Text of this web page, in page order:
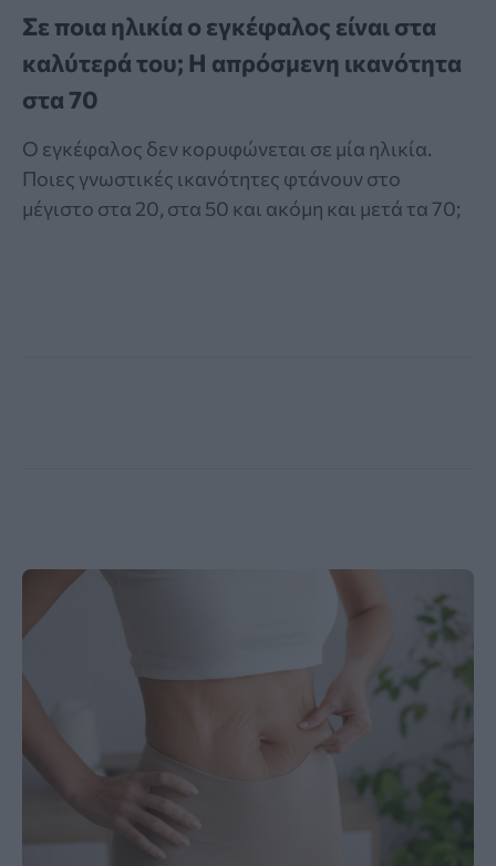
Σε ποια ηλικία ο εγκέφαλος είναι στα
καλύτερά του; Η απρόσμενη ικανότητα
στα 70
Ο εγκέφαλος δεν κορυφώνεται σε μία ηλικία.
Ποιες γνωστικές ικανότητες φτάνουν στο
μέγιστο στα 20, στα 50 και ακόμη και μετά τα 70;